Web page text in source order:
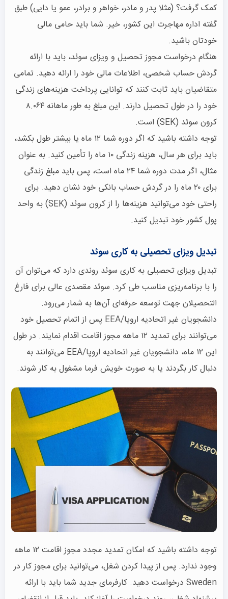
کمک گرفت؟ (مثلا پدر و مادر، خواهر و برادر، عمو یا دایی) طبق
گفته اداره مهاجرت این کشور، خیر. شما باید حامی مالی
خودتان باشید.
هنگام درخواست مجوز تحصیل و ویزای سوئد، باید با ارائه
گردش حساب شخصی، اطلاعات مالی خود را ارائه دهید. تمامی
متقاضیان باید ثابت کنند که توانایی پرداخت هزینه‌های زندگی
خود را در طول تحصیل دارند. این مبلغ به طور ماهانه ۸.۰۶۴
کرون سوئد (SEK) است.
توجه داشته باشید که اگر دوره شما ۱۲ ماه یا بیشتر طول بکشد،
باید برای هر سال، هزینه زندگی ۱۰ ماه را تأمین کنید. به عنوان
مثال، اگر مدت دوره شما ۲۴ ماه است، پس باید مبلغ زندگی
برای ۲۰ ماه را در گردش حساب بانکی خود نشان دهید. برای
راحتی خود می‌توانید هزینه‌ها را از کرون سوئد (SEK) به واحد
پول کشور خود تبدیل کنید.
تبدیل ویزای تحصیلی به کاری سوئد
تبدیل ویزای تحصیلی به کاری سوئد روندی دارد که می‌توان آن
را با برنامه‌ریزی مناسب طی کرد. سوئد مقصدی عالی برای فارغ
التحصیلان جهت توسعه حرفه‌ای آن‌ها به شمار می‌رود.
دانشجویان غیر اتحادیه اروپا/EEA پس از اتمام تحصیل خود
می‌توانند برای تمدید ۱۲ ماهه مجوز اقامت اقدام نمایند. در طول
این ۱۲ ماه، دانشجویان غیر اتحادیه اروپا/EEA می‌توانند به
دنبال کار بگردند یا به صورت خویش فرما مشغول به کار شوند.
توجه داشته باشید که امکان تمدید مجدد مجوز اقامت ۱۲ ماهه
وجود ندارد. پس از پیدا کردن شغل، می‌توانید برای مجوز کار در
Sweden درخواست دهید. کارفرمای جدید شما باید با ارائه